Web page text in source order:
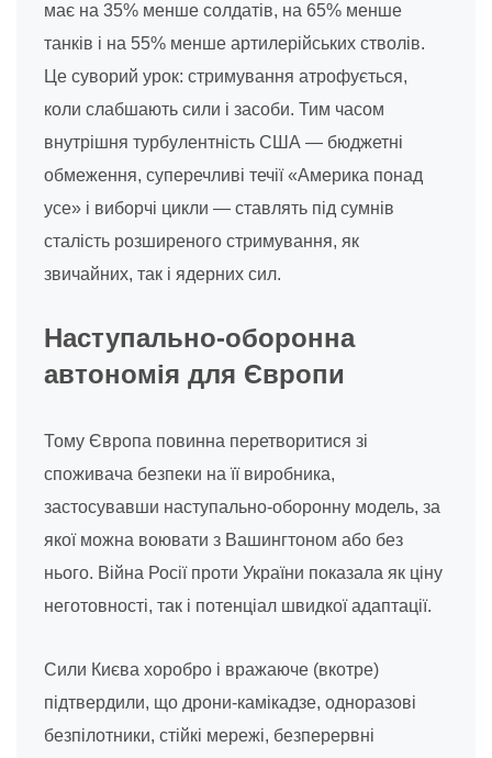
має на 35% менше солдатів, на 65% менше
танків і на 55% менше артилерійських стволів.
Це суворий урок: стримування атрофується,
коли слабшають сили і засоби. Тим часом
внутрішня турбулентність США — бюджетні
обмеження, суперечливі течії «Америка понад
усе» і виборчі цикли — ставлять під сумнів
сталість розширеного стримування, як
звичайних, так і ядерних сил.
Наступально-оборонна
автономія для Європи
Тому Європа повинна перетворитися зі
споживача безпеки на її виробника,
застосувавши наступально-оборонну модель, за
якої можна воювати з Вашингтоном або без
нього. Війна Росії проти України показала як ціну
неготовності, так і потенціал швидкої адаптації.
Сили Києва хоробро і вражаюче (вкотре)
підтвердили, що дрони-камікадзе, одноразові
безпілотники, стійкі мережі, безперервні